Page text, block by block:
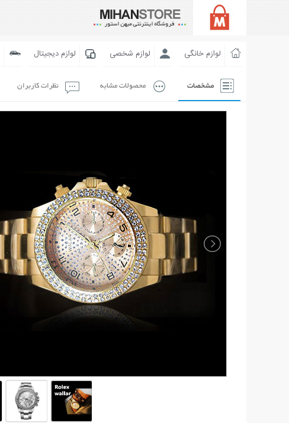
لوازم خانگی لوازم شخصی لوازم دیجیتال
مشخصات محصولات مشابه نظرات کاربران